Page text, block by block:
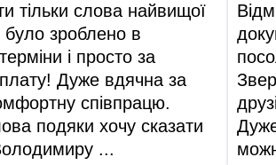
тільки слова найвищої
зроблено в
і просто за
Дуже вдячна за
співпрацю.
подяки хочу сказати
...